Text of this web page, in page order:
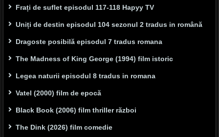
Frați de suflet episodul 117-118 Hapyy TV
Uniți de destin episodul 104 sezonul 2 tradus in română
Dragoste posibilă episodul 7 tradus romana
The Madness of King George (1994) film istoric
Legea naturii episodul 8 tradus in romana
Vatel (2000) film de epocă
Black Book (2006) film thriller război
The Dink (2026) film comedie